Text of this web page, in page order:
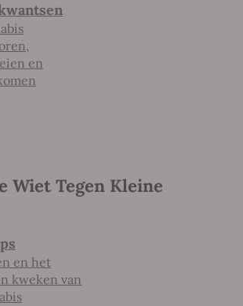
en
Wiet Tegen Kleine
en het
kweken van